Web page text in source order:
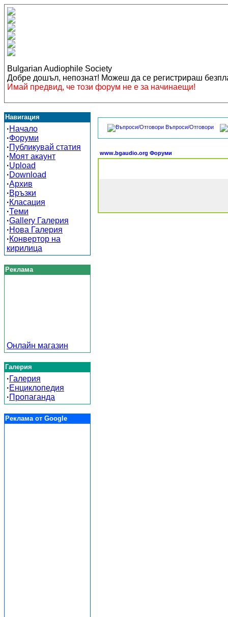
Bulgarian Audiophile Society
Добре дошъл, непознат! Можеш да се регистрираш
Имай предвид, че този форум не е за начинаещи!
Навигация
·Начало
·Форуми
·Публикувай статия
·Моят акаунт
·Upload
·Download
·Архив
·Връзки
·Класация
·Теми
·Gallery Галерия
·Нова Галерия
·Конвертор на
кирилица
Реклама
Онлайн магазин
Галерия
·Галерия
·Енциклопедия
·Пропаганда
Реклама от Google
Въпроси/Отговори
www.bgaudio.org Форуми